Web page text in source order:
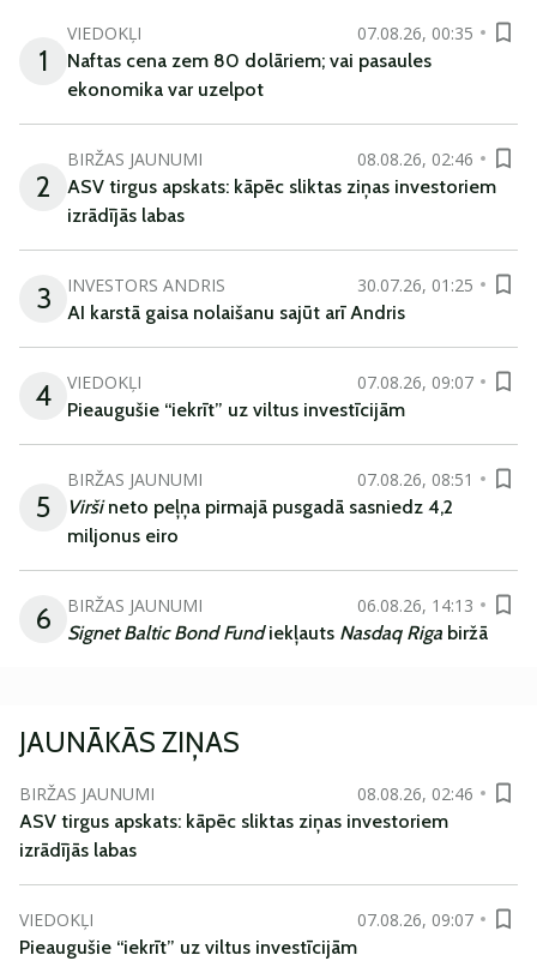
1
VIEDOKĻI
07.08.26, 00:35
Naftas cena zem 80 dolāriem; vai pasaules
ekonomika var uzelpot
2
BIRŽAS JAUNUMI
08.08.26, 02:46
ASV tirgus apskats: kāpēc sliktas ziņas investoriem
izrādījās labas
3 INVESTORS ANDRIS
30.07.26, 01:25
AI karstā gaisa nolaišanu sajūt arī Andris
4 VIEDOKĻI
07.08.26, 09:07
Pieaugušie “iekrīt” uz viltus investīcijām
5
BIRŽAS JAUNUMI
07.08.26, 08:51
Viršineto peļņa pirmajā pusgadā sasniedz 4,2
miljonus eiro
6 BIRŽAS JAUNUMI
06.08.26, 14:13
Signet Baltic Bond Fundiekļauts Nasdaq Riga biržā
JAUNĀKĀS ZIŅAS
BIRŽAS JAUNUMI
08.08.26, 02:46
ASV tirgus apskats: kāpēc sliktas ziņas investoriem
izrādījās labas
VIEDOKĻI
07.08.26, 09:07
Pieaugušie “iekrīt” uz viltus investīcijām